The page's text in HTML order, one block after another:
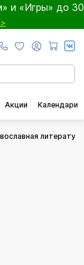
и «Игры» до 30
Акции Календари
литература